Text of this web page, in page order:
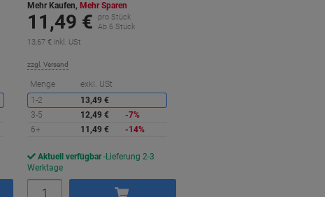
sparen
Mehr Kaufen, Mehr Sparen
11,49 €
pro Stück
Ab 6 Stück
13,67 € inkl. USt
zzgl. Versand
Menge exkl. USt
1-2
13,49 €
3-5
12,49 €
-7%
6+
11,49 € -14%
Aktuell verfügbar Lieferung 2-3
Werktage